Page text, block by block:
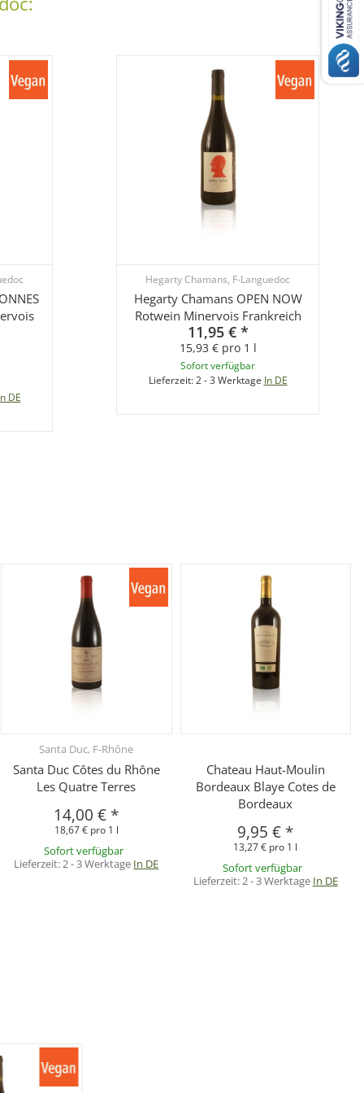
DE
Hegarty Chamans, F-Languedoc
Hegarty Chamans OPEN NOW
Rotwein Minervois Frankreich
11,95 € *
15,93 € pro 1 l
Sofort verfügbar
Lieferzeit:2 - 3 Werktage In DE
Santa Duc, F-Rhône
Santa Duc Côtes du Rhône
Les Quatre Terres
14,00 € *
18,67 € pro 1 l
Sofort verfügbar
Lieferzeit:2 - 3 Werktage In DE
Chateau Haut-Moulin
Bordeaux Blaye Cotes de
Bordeaux
9,95 € *
13,27 € pro 1 l
Sofort verfügbar
Lieferzeit:2 - 3 Werktage In DE